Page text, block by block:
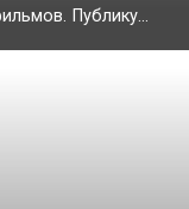
Публику...